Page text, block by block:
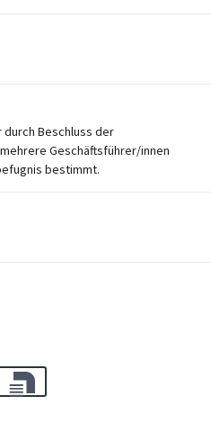
Beschluss der
Geschäftsführer/innen
bestimmt.